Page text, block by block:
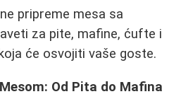
pripreme mesa sa
za pite, mafine, ćufte i
će osvojiti vaše goste.
Od Pita do Mafina